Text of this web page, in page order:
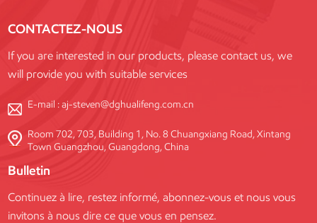
CONTACTEZ-NOUS
If you are interested in our products, please contact us, we
will provide you with suitable services
E-mail :aj-steven@dghualifeng.com.cn
Room 702, 703, Building 1, No. 8 Chuangxiang Road, Xintang
Town Guangzhou, Guangdong, China
Bulletin
Continuez à lire, restez informé, abonnez-vous et nous vous
invitons à nous dire ce que vous en pensez.